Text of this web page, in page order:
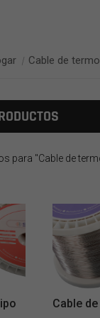
| Cable de
para "Cable de
Cable